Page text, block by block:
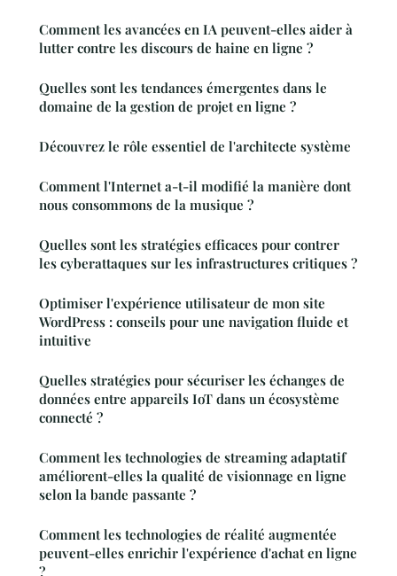
Comment les avancées en IA peuvent-elles aider à
lutter contre les discours de haine en ligne ?
Quelles sont les tendances émergentes dans le
domaine de la gestion de projet en ligne ?
Découvrez le rôle essentiel de l'architecte système
Comment l'Internet a-t-il modifié la manière dont
nous consommons de la musique ?
Quelles sont les stratégies efficaces pour contrer
les cyberattaques sur les infrastructures critiques ?
Optimiser l'expérience utilisateur de mon site
WordPress : conseils pour une navigation fluide et
intuitive
Quelles stratégies pour sécuriser les échanges de
données entre appareils IoT dans un écosystème
connecté ?
Comment les technologies de streaming adaptatif
améliorent-elles la qualité de visionnage en ligne
selon la bande passante ?
Comment les technologies de réalité augmentée
peuvent-elles enrichir l'expérience d'achat en ligne
?